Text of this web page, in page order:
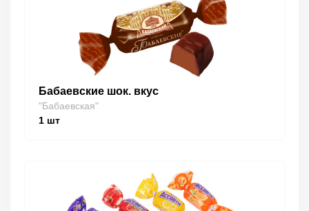
Бабаевские шок. вкус
"Бабаевская"
1 шт